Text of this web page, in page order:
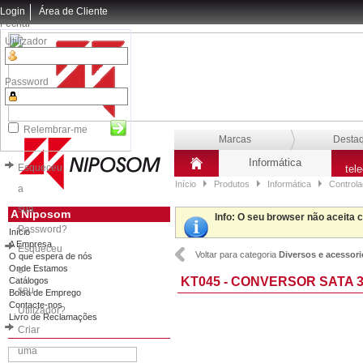
Login
Fechar
Utilizador
Password
Relembrar-me
Esqueceu
a
sua
Password?
Esqueceu
o
seu
Utilizador?
Criar
uma
Área de Cliente
Marcas
Informática
Início Produtos Informática
A Niposom
Início
A Empresa
O que espera de nós
Onde Estamos
Catálogos
Bolsa de Emprego
Contacte-nos
Livro de Reclamações
Info: O seu browser não aceita
Voltar para categoria Diversos e
KT045 - CONVERSOR SATA